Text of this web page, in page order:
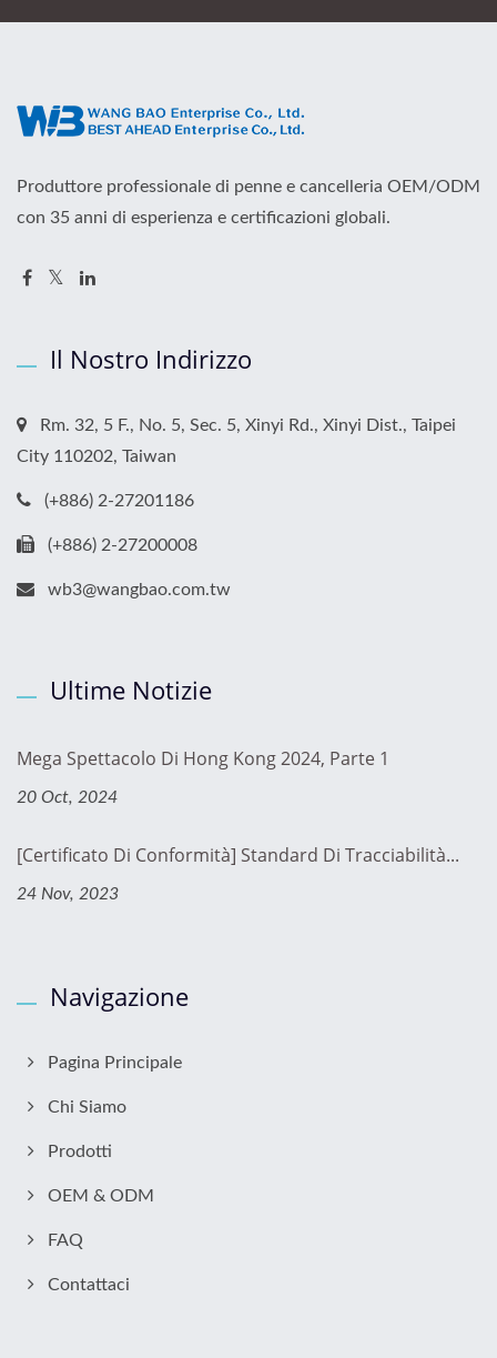
Produttore professionale di penne e cancelleria OEM/ODM
con 35 anni di esperienza e certificazioni globali.
Il Nostro Indirizzo
Rm. 32, 5 F., No. 5, Sec. 5, Xinyi Rd., Xinyi Dist., Taipei
City 110202, Taiwan
(+886) 2-27201186
(+886) 2-27200008
wb3@wangbao.com.tw
Ultime Notizie
Mega Spettacolo Di Hong Kong 2024, Parte 1
20 Oct, 2024
[Certificato Di Conformità] Standard Di Tracciabilità...
24 Nov, 2023
Navigazione
Pagina Principale
Chi Siamo
Prodotti
OEM & ODM
FAQ
Contattaci